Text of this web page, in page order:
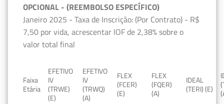
OPCIONAL - (REEMBOLSO ESPECÍFICO)
Janeiro 2025 - Taxa de Inscrição: (Por Contrato) - R$
7,50 por vida, acrescentar IOF de 2,38% sobre o
valor total final
Faixa
Etária
EFETIVO
IV
(TRWE)
(E)
EFETIVO
IV
(TRWQ)
(A)
FLEX
(FCER)
(E)
FLEX
(FQER)
(A)
IDEAL
(TERI) (E)